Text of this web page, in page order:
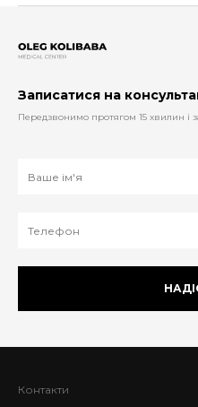
Записатися на
Передзвонимо протягом 15 хвилин і
Контакти